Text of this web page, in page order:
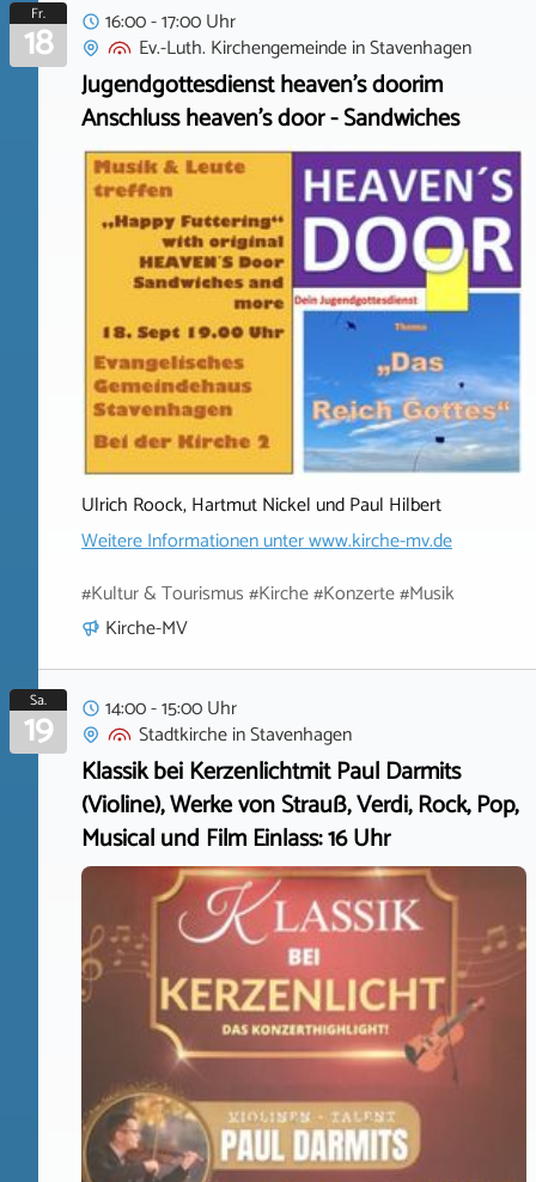
Fr.
18
16:00 - 17:00 Uhr
Ev.-Luth. KirchengemeindeinStavenhagen
Jugendgottesdienst heaven's doorim
Anschluss heaven's door - Sandwiches
Ulrich Roock, Hartmut Nickel und Paul Hilbert
Weitere Informationen unterwww.kirche-mv.de
#Kultur & Tourismus #Kirche #Konzerte #Musik
Kirche-MV
Sa.
19
14:00 - 15:00 Uhr
StadtkircheinStavenhagen
Klassik bei Kerzenlichtmit Paul Darmits
(Violine), Werke von Strauß, Verdi, Rock, Pop,
Musical und Film Einlass: 16 Uhr